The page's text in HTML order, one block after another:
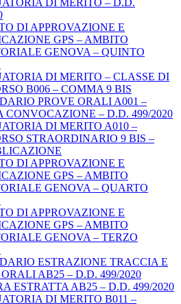
DI MERITO – D.D.
DI APPROVAZIONE E
GPS – AMBITO
GENOVA – QUINTO
DI MERITO – CLASSE DI
B006 – COMMA 9 BIS
PROVE ORALI A001 –
CONVOCAZIONE – D.D. 499/2020
DI MERITO A010 –
STRAORDINARIO 9 BIS –
DI APPROVAZIONE E
GPS – AMBITO
GENOVA – QUARTO
DI APPROVAZIONE E
GPS – AMBITO
GENOVA – TERZO
ESTRAZIONE TRACCIA E
AB25 – D.D. 499/2020
ESTRATTA AB25 – D.D. 499/2020
DI MERITO B011 –